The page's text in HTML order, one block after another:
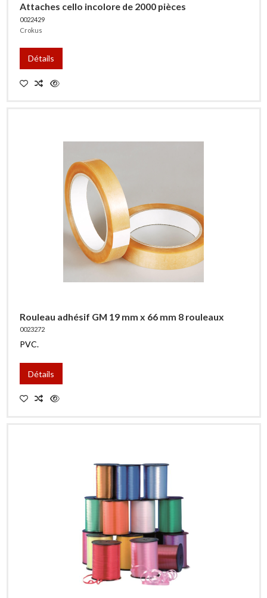
Attaches cello incolore de 2000 pièces
0022429
Crokus
Détails
Rouleau adhésif GM 19 mm x 66 mm 8 rouleaux
0023272
PVC.
Détails